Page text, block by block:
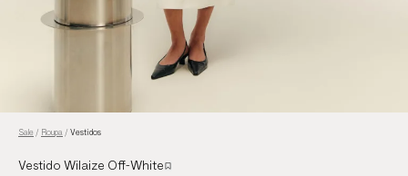
Sale / Roupa / Vestidos
Vestido Wilaize Off-White